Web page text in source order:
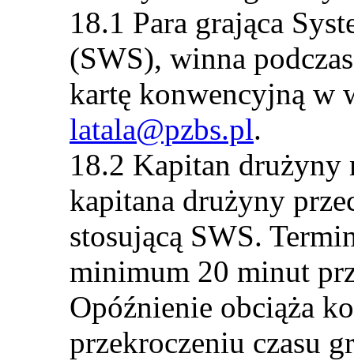
Para grająca
(SWS), winna
kartę konwencyjną w
latala@pzbs.pl.
Kapitan drużyny
kapitana drużyny
stosującą SWS.
minimum 20 minut
Opóźnienie obciąża
przekroczeniu czasu